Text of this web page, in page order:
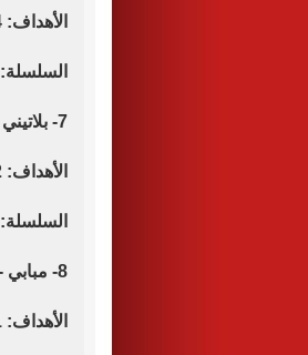
الأهداف: 14
السلسلة: 8 مباريات
7- بلاتيني - فرنسا
الأهداف: 12
السلسلة: 8 مباريات
8- مبابي - فرنسا
الأهداف: 11